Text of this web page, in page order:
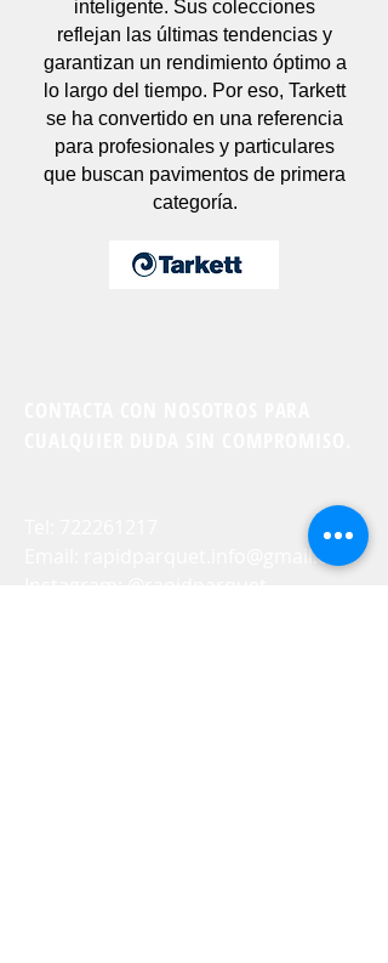
inteligente. Sus colecciones
reflejan las últimas tendencias y
garantizan un rendimiento óptimo a
lo largo del tiempo. Por eso, Tarkett
se ha convertido en una referencia
para profesionales y particulares
que buscan pavimentos de primera
categoría.
rapidparquet.info@gmail.com